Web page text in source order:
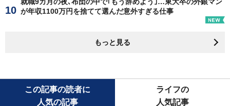
が年収1100万円を捨てて選んだ意外すぎる仕事
もっと見る
この記事の読者に
人気の記事
ライフの
人気記事